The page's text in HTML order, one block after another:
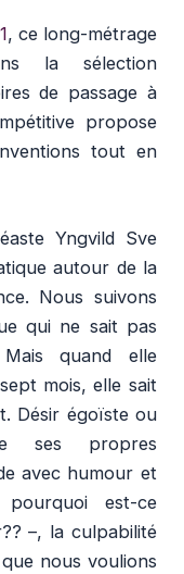
, ce long-métrage
la sélection
de passage à
propose
tout en
Yngvild Sve
autour de la
Nous suivons
qui ne sait pas
quand elle
mois, elle sait
Désir égoïste ou
ses propres
avec humour et
est-ce
–, la culpabilité
nous voulions